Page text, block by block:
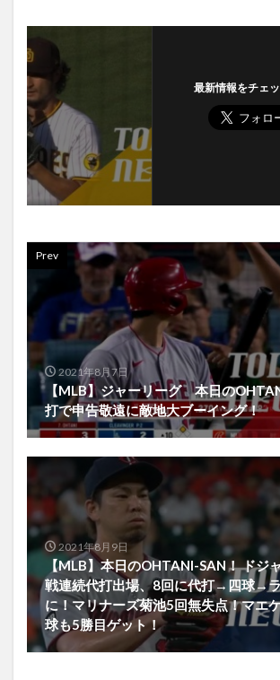
最新情報をチェ
Prev
2021年8月7日
【MLB】ジャーリーグ 本日の
打で申告敬遠に敵地大ブーイング！
2021年8月9日
【MLB】本日のOHTANI-SAN！ ドジ
戦連続代打出場、8回に代打→四球→
に！マリナーズ菊池5回無失点！マエ
球も5勝目ゲット！